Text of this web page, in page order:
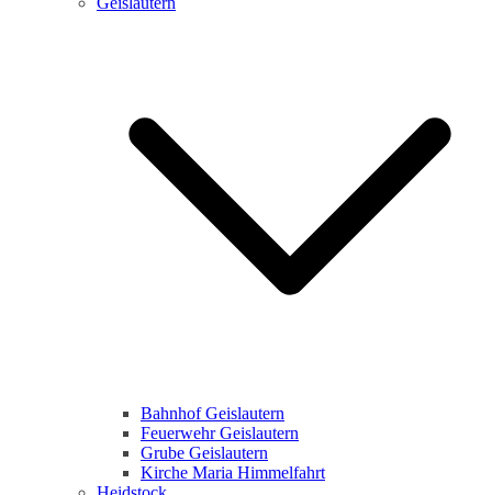
Bahnhof Geislautern
Feuerwehr Geislautern
Grube Geislautern
Kirche Maria Himmelfahrt